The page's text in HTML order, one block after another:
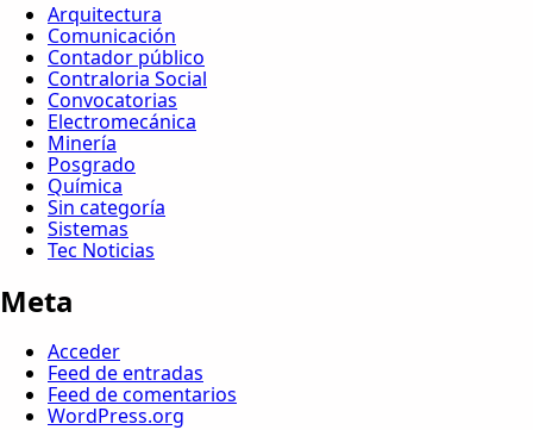
Arquitectura
Comunicación
Contador público
Contraloria Social
Convocatorias
Electromecánica
Minería
Posgrado
Química
Sin categoría
Sistemas
Tec Noticias
Meta
Acceder
Feed de entradas
Feed de comentarios
WordPress.org